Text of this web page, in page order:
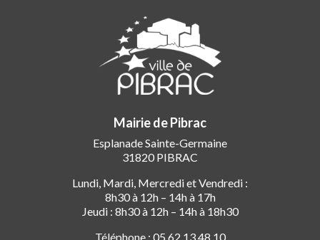
Mairie de Pibrac
Esplanade Sainte-Germaine
31820 PIBRAC
Lundi, Mardi, Mercredi et Vendredi :
8h30 à 12h – 14h à 17h
Jeudi : 8h30 à 12h – 14h à 18h30
Téléphone : 05 62 13 48 10